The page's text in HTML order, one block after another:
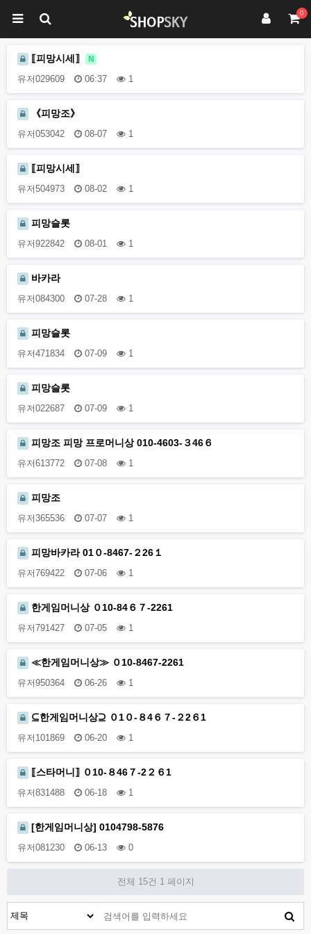
0
⟦피망시세⟧ N
유저029609 06:37 1
《피망조》
유저053042 08-07 1
⟦피망시세⟧
유저504973 08-02 1
피망슬롯
유저922842 08-01 1
바카라
유저084300 07-28 1
피망슬롯
유저471834 07-09 1
피망슬롯
유저022687 07-09 1
피망조 피망 프로머니상 010-4603-３46６
유저613772 07-08 1
피망조
유저365536 07-07 1
피망바카라 01０-8467-２26１
유저769422 07-06 1
한게임머니상 ０10-84６７-2261
유저791427 07-05 1
≪한게임머니상≫ ０10-8467-2261
유저950364 06-26 1
⊆한게임머니상⊇ ０1０-８4６７-２2６1
유저101869 06-20 1
⟦스타머니⟧ ０10-８46７-2２６1
유저831488 06-18 1
[한게임머니상] 0104798-5876
유저081230 06-13 0
전체 15건 1 페이지